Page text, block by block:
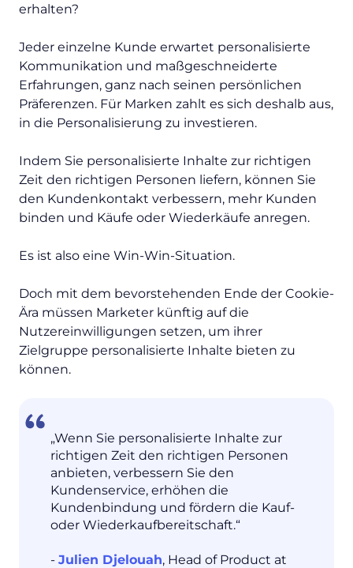
erhalten?
Jeder einzelne Kunde erwartet personalisierte
Kommunikation und maßgeschneiderte
Erfahrungen, ganz nach seinen persönlichen
Präferenzen. Für Marken zahlt es sich deshalb aus,
in die Personalisierung zu investieren.
Indem Sie personalisierte Inhalte zur richtigen
Zeit den richtigen Personen liefern, können Sie
den Kundenkontakt verbessern, mehr Kunden
binden und Käufe oder Wiederkäufe anregen.
Es ist also eine Win-Win-Situation.
Doch mit dem bevorstehenden Ende der Cookie-
Ära müssen Marketer künftig auf die
Nutzereinwilligungen setzen, um ihrer
Zielgruppe personalisierte Inhalte bieten zu
können.
„Wenn Sie personalisierte Inhalte zur
richtigen Zeit den richtigen Personen
anbieten, verbessern Sie den
Kundenservice, erhöhen die
Kundenbindung und fördern die Kauf-
oder Wiederkaufbereitschaft.“
- Julien Djelouah, Head of Product at